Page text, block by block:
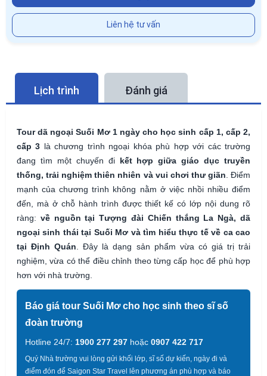
Liên hệ tư vấn
Lịch trình Đánh giá
Tour dã ngoại Suối Mơ 1 ngày cho học sinh cấp 1, cấp 2,
cấp 3 là chương trình ngoại khóa phù hợp với các trường
đang tìm một chuyến đi kết hợp giữa giáo dục truyền
thống, trải nghiệm thiên nhiên và vui chơi thư giãn . Điểm
mạnh của chương trình không nằm ở việc nhồi nhiều điểm
đến, mà ở chỗ hành trình được thiết kế có lớp nội dung rõ
ràng: về nguồn tại Tượng đài Chiến thắng La Ngà, dã
ngoại sinh thái tại Suối Mơ và tìm hiểu thực tế về ca cao
tại Định Quán . Đây là dạng sản phẩm vừa có giá trị trải
nghiệm, vừa có thể điều chỉnh theo từng cấp học để phù hợp
hơn với nhà trường.
Báo giá tour Suối Mơ cho học sinh theo sĩ số
đoàn trường
Hotline 24/7: 1900 277 297 hoặc 0907 422 717
Quý Nhà trường vui lòng gửi khối lớp, sĩ số dự kiến, ngày đi và
điểm đón để Saigon Star Travel lên phương án phù hợp và báo